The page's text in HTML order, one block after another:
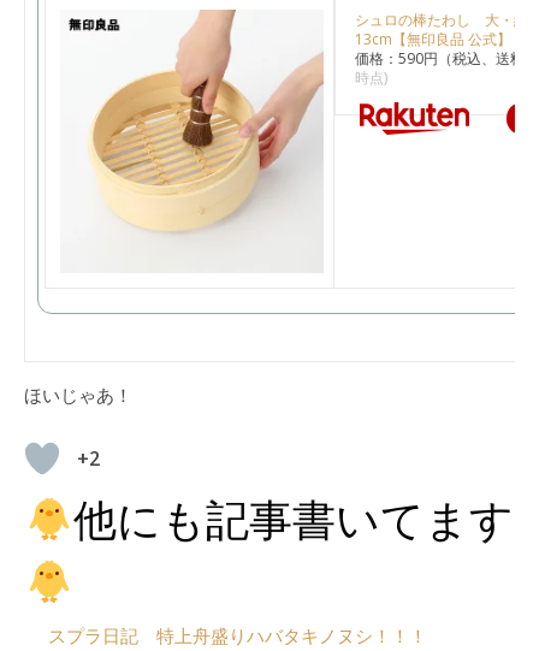
シュロの棒たわし 大・約
13cm【無印良品 公式】
価格：590円（税込、送料
時点)
ほいじゃあ！
+2
他にも記事書いてます
スプラ日記 特上舟盛りハバタキノヌシ！！！